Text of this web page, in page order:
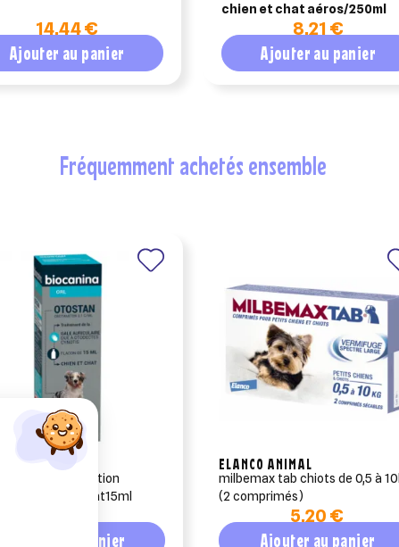
14,44 €
Ajouter au panier
chien et chat aéros/250ml
8,21 €
Ajouter au panier
fréquemment achetés ensemble
otostan solution
chien et chat15ml
Ajouter au panier
ELANCO ANIMAL
milbemax tab chiots de 0,5 à
(2 comprimés)
5,20 €
Ajouter au panier